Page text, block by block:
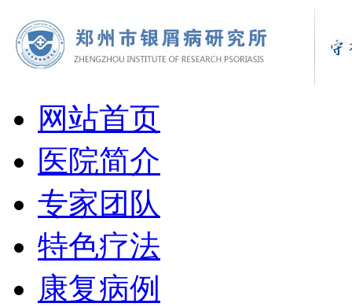
网站首页
医院简介
专家团队
特色疗法
康复病例